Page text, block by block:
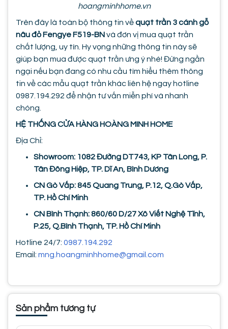
hoangminhhome.vn
Trên đây là toàn bộ thông tin vềquạt trần 3 cánh gỗ
nâu đỏ Fengye F519-BNvà đơn vị mua quạt trần
chất lượng, uy tín. Hy vọng những thông tin này sẽ
giúp bạn mua được quạt trần ưng ý nhé! Đừng ngần
ngại nếu bạn đang có nhu cầu tìm hiểu thêm thông
tin về các mẫu quạt trần khác liên hệ ngay hotline
0987.194.292 để nhận tư vấn miễn phí và nhanh
chóng.
HỆ THỐNG CỬA HÀNG HOÀNG MINH HOME
Địa Chỉ:
Showroom: 1082 Đường DT743, KP Tân Long, P.
Tân Đông Hiệp, TP. Dĩ An, Bình Dương
CN Gò Vấp: 845 Quang Trung, P.12, Q.Gò Vấp,
TP. Hồ Chí Minh
CN Bình Thạnh: 860/60 D/27 Xô Viết Nghệ Tĩnh,
P.25, Q.Bình Thạnh, TP. Hồ Chí Minh
Hotline 24/7: 0987.194.292
Email: mng.hoangminhhome@gmail.com
Sản phẩm tương tự